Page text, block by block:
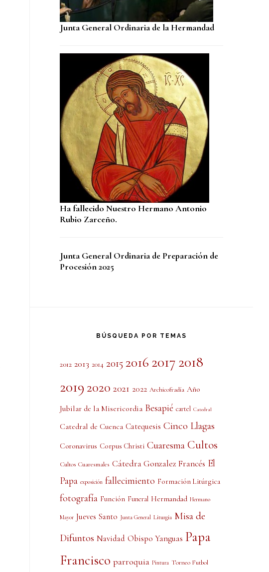
Junta General Ordinaria de la Hermandad
Ha fallecido Nuestro Hermano Antonio
Rubio Zarceño.
Junta General Ordinaria de Preparación de
Procesión 2025
BÚSQUEDA POR TEMAS
2012 2013 2014 20152016 2017 2018
2019 2020 2021 2022 Archicofradía Año
Jubilar de la Misericordia Besapié cartel Catedral
Catedral de Cuenca Catequesis Cinco Llagas
Coronavirus Corpus Christi Cuaresma Cultos
Cultos Cuaresmales Cátedra Gonzalez Francés El
Papa exposición fallecimiento Formación Litúrgica
fotografía Función Funeral Hermandad Hermano
Mayor Jueves Santo Junta General Liturgia Misa de
Difuntos Navidad Obispo Yanguas Papa
Francisco parroquia Pintura Torneo Futbol